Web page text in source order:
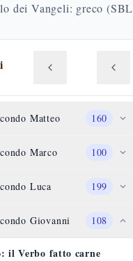
dei Vangeli: greco
Matteo 160
Marco 100
Luca 199
Giovanni 108
il Verbo fatto carne